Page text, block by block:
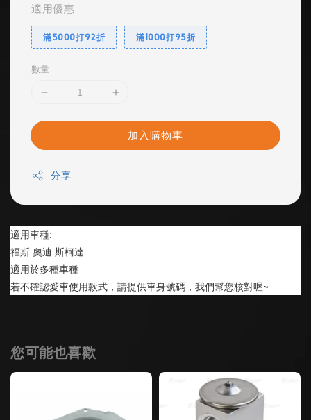
適用優惠
滿5000打92折 滿1000打95折
數量
加入購物車
分享
適用車種:
福斯 奧迪 斯柯達
適用於多種車種
若不確認愛車使用款式，請提供車身號碼，我們幫您核對喔~
您可能也喜歡